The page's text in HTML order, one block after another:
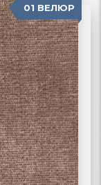
01 ВЕЛЮР
02 РОГОЖКА